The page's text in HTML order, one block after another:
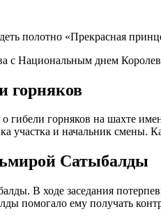
полотно «Прекрасная
с Национальным днем
горняков
горняков на шахте
участка и начальник смены.
Сатыбалды
В ходе заседания
помогало ему получать